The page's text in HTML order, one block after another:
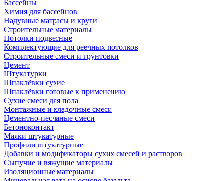
Бассейны
Химия для бассейнов
Надувные матрасы и круги
Строительные материалы
Потолки подвесные
Комплектующие для реечных потолков
Строительные смеси и грунтовки
Цемент
Штукатурки
Шпаклёвки сухие
Шпаклёвки готовые к применению
Сухие смеси для пола
Монтажные и кладочные смеси
Цементно-песчаные смеси
Бетоноконтакт
Маяки штукатурные
Профили штукатурные
Добавки и модификаторы сухих смесей и растворов
Сыпучие и вяжущие материалы
Изоляционные материалы